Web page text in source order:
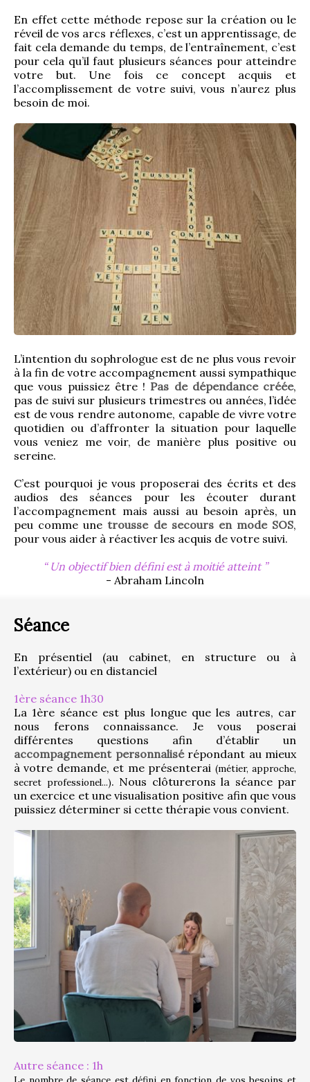
En effet cette méthode repose sur la création ou le
réveil de vos arcs réflexes, c’est un apprentissage, de
fait cela demande du temps, de l’entraînement, c’est
pour cela qu’il faut plusieurs séances pour atteindre
votre but. Une fois ce concept acquis et
l’accomplissement de votre suivi, vous n’aurez plus
besoin de moi.
L’intention du sophrologue est de ne plus vous revoir
à la fin de votre accompagnement aussi sympathique
que vous puissiez être ! Pas de dépendance créée,
pas de suivi sur plusieurs trimestres ou années, l’idée
est de vous rendre autonome, capable de vivre votre
quotidien ou d’affronter la situation pour laquelle
vous veniez me voir, de manière plus positive ou
sereine.
C’est pourquoi je vous proposerai des écrits et des
audios des séances pour les écouter durant
l’accompagnement mais aussi au besoin après, un
peu comme une trousse de secours en mode SOS,
pour vous aider à réactiver les acquis de votre suivi.
Un objectif bien défini est à moitié atteint
- Abraham Lincoln
Séance
En présentiel (au cabinet, en structure ou à
l’extérieur) ou en distanciel
1ère séance 1h30
La 1ère séance est plus longue que les autres, car
nous ferons connaissance. Je vous poserai
accompagnement personnalisé répondant au mieux
à votre demande, et me présenterai (métier, approche,
secret professionel...). Nous clôturerons la séance par
un exercice et une visualisation positive afin que vous
puissiez déterminer si cette thérapie vous convient.
Autre séance : 1h